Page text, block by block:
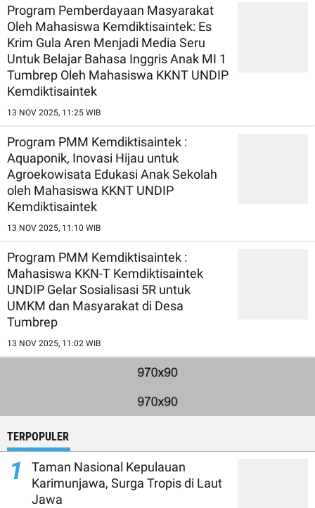
Program Pemberdayaan Masyarakat
Oleh Mahasiswa Kemdiktisaintek: Es
Krim Gula Aren Menjadi Media Seru
Untuk Belajar Bahasa Inggris Anak MI 1
Tumbrep Oleh Mahasiswa KKNT UNDIP
Kemdiktisaintek
13 NOV 2025, 11:25 WIB
Program PMM Kemdiktisaintek :
Aquaponik, Inovasi Hijau untuk
Agroekowisata Edukasi Anak Sekolah
oleh Mahasiswa KKNT UNDIP
Kemdiktisaintek
13 NOV 2025, 11:10 WIB
Program PMM Kemdiktisaintek :
Mahasiswa KKN-T Kemdiktisaintek
UNDIP Gelar Sosialisasi 5R untuk
UMKM dan Masyarakat di Desa
Tumbrep
13 NOV 2025, 11:02 WIB
TERPOPULER
1
Taman Nasional Kepulauan
Karimunjawa, Surga Tropis di Laut
Jawa